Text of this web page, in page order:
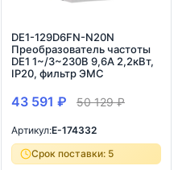
DE1-129D6FN-N20N
Преобразователь частоты
DE1 1~/3~230В 9,6A 2,2кВт,
IP20, фильтр ЭМС
43 591 ₽ 50 129₽
Артикул:E-174332
Срок поставки: 5